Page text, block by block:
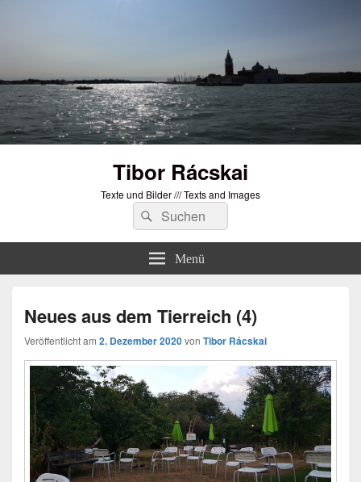
Tibor Rácskai
Texte und Bilder /// Texts and Images
Suchen
nach:
Suchen
Menü
Neues aus dem Tierreich (4)
Veröffentlicht am 2. Dezember 2020von Tibor Rácskai